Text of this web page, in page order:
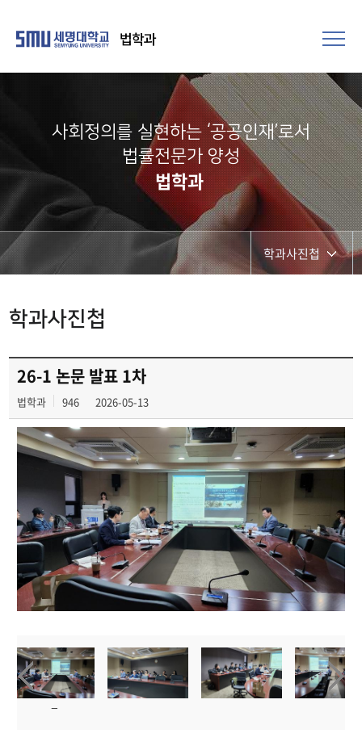
법학과
사회정의를 실현하는 ‘공공인재’로서
법률전문가 양성​
법학과
학과사진첩
동아리
교우소식
학과사진첩
26-1 논문 발표 1차
법학과 946 2026-05-13